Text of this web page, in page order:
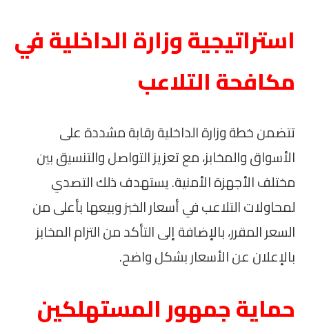
استراتيجية وزارة الداخلية في
مكافحة التلاعب
تتضمن خطة وزارة الداخلية رقابة مشددة على
الأسواق والمخابز، مع تعزيز التواصل والتنسيق بين
مختلف الأجهزة الأمنية. يستهدف ذلك التصدي
لمحاولات التلاعب في أسعار الخبز وبيعها بأعلى من
السعر المقرر، بالإضافة إلى التأكد من التزام المخابز
بالإعلان عن الأسعار بشكل واضح.
حماية جمهور المستهلكين